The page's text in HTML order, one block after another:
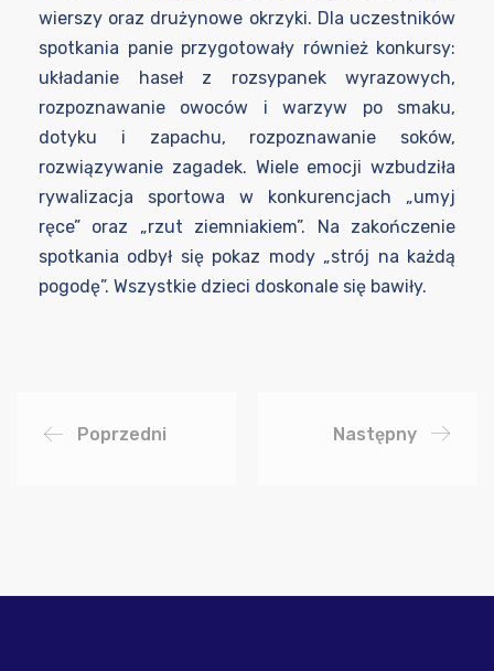
wierszy oraz drużynowe okrzyki. Dla uczestników
spotkania panie przygotowały również konkursy:
układanie haseł z rozsypanek wyrazowych,
rozpoznawanie owoców i warzyw po smaku,
dotyku i zapachu, rozpoznawanie soków,
rozwiązywanie zagadek. Wiele emocji wzbudziła
rywalizacja sportowa w konkurencjach „umyj
ręce” oraz „rzut ziemniakiem”. Na zakończenie
spotkania odbył się pokaz mody „strój na każdą
pogodę”. Wszystkie dzieci doskonale się bawiły.
Poprzedni Następny